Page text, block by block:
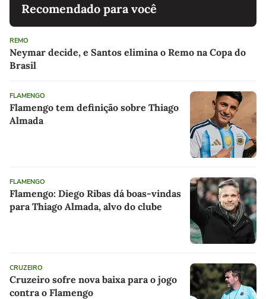
Recomendado para você
REMO
Neymar decide, e Santos elimina o Remo na Copa do
Brasil
FLAMENGO
Flamengo tem definição sobre Thiago
Almada
FLAMENGO
Flamengo: Diego Ribas dá boas-vindas
para Thiago Almada, alvo do clube
CRUZEIRO
Cruzeiro sofre nova baixa para o jogo
contra o Flamengo